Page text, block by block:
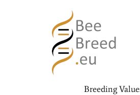
Breeding